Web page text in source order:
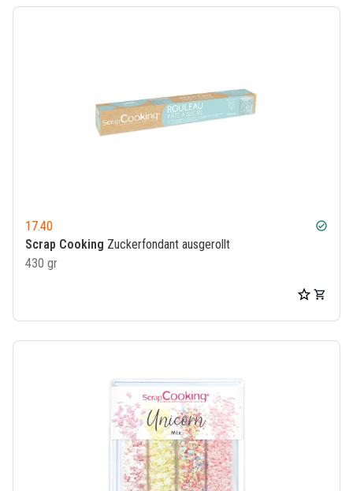
17.40 check_circle
Scrap Cooking Zuckerfondant ausgerollt
430 gr